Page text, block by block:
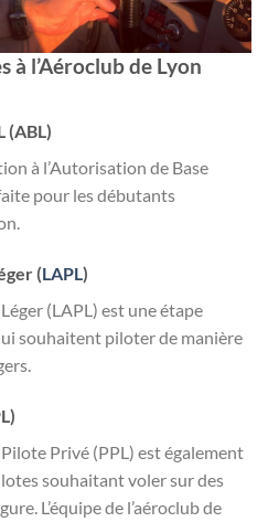
à l’Aéroclub de Lyon
(ABL)
à l’Autorisation de Base
pour les débutants
(LAPL)
(LAPL) est une étape
souhaitent piloter de manière
Privé (PPL) est également
souhaitant voler sur des
L’équipe de l’aéroclub de